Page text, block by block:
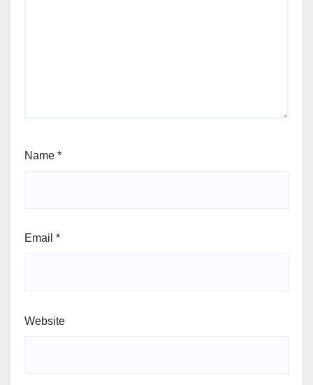
Name *
Email *
Website